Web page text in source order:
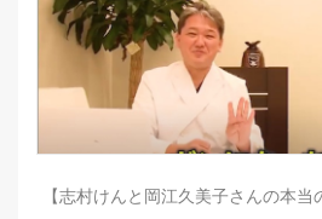
【志村けんと岡江久美子さんの本